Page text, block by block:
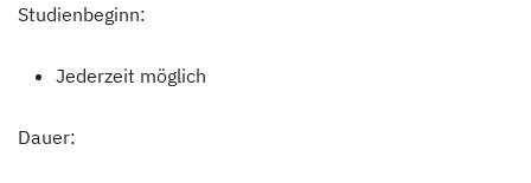
Studienbeginn:
Jederzeit möglich
Dauer: